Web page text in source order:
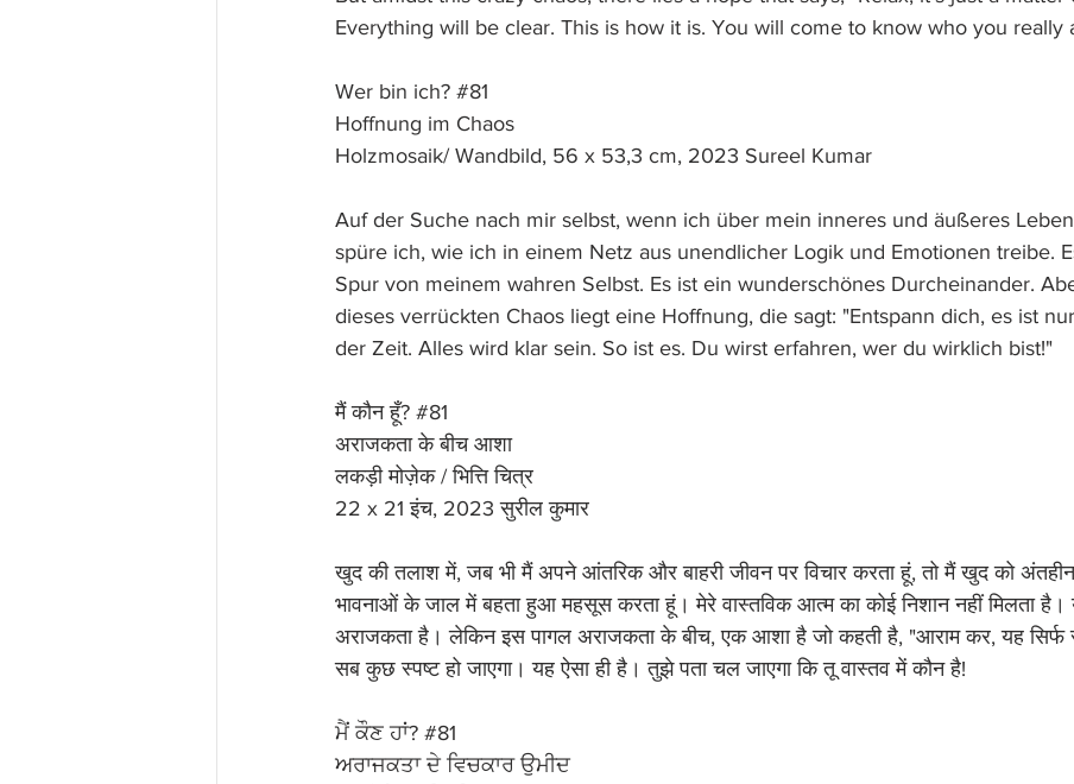
Everything will be clear. This is how it is. You will come to know who you really
Wer bin ich? #81
Hoffnung im Chaos
Holzmosaik/ Wandbild, 56 x 53,3 cm, 2023 Sureel Kumar
Auf der Suche nach mir selbst, wenn ich über mein inneres und äußeres
spüre ich, wie ich in einem Netz aus unendlicher Logik und Emotionen treibe.
Spur von meinem wahren Selbst. Es ist ein wunderschönes Durcheinander.
dieses verrückten Chaos liegt eine Hoffnung, die sagt: "Entspann dich, es ist
der Zeit. Alles wird klar sein. So ist es. Du wirst erfahren, wer du wirklich bist!"
मैं कौन हूँ? #81
अराजकता के बीच आशा
लकड़ी मोज़ेक / भित्ति चित्र
22 x 21 इंच, 2023 सुरील कुमार
खुद की तलाश में, जब भी मैं अपने आंतरिक और बाहरी जीवन पर विचार करता हूं, तो मैं खुद को
भावनाओं के जाल में बहता हुआ महसूस करता हूं। मेरे वास्तविक आत्म का कोई निशान नहीं मिलता
अराजकता है। लेकिन इस पागल अराजकता के बीच, एक आशा है जो कहती है, "आराम कर, यह सिर्फ
सब कुछ स्पष्ट हो जाएगा। यह ऐसा ही है। तुझे पता चल जाएगा कि तू वास्तव में कौन है!
ਮੈਂ ਕੌਣ ਹਾਂ? #81
ਅਰਾਜਕਤਾ ਦੇ ਵਿਚਕਾਰ ਉਮੀਦ